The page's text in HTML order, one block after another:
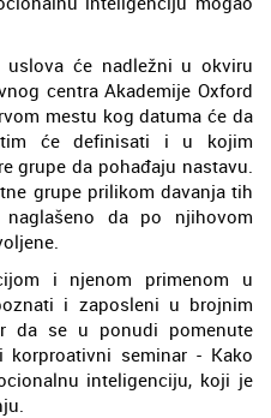
uslova će nadležni u okviru
centra Akademije Oxford
mestu kog datuma će da
će definisati i u kojim
grupe da pohađaju nastavu.
grupe prilikom davanja tih
da po njihovom
i njenom primenom u
i zaposleni u brojnim
da se u ponudi pomenute
seminar - Kako
inteligenciju, koji je